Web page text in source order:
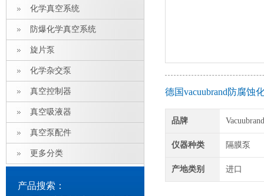
化学真空系统
防爆化学真空系统
旋片泵
化学杂交泵
真空控制器
真空吸液器
真空泵配件
更多分类
产品搜索：
德国vacuubrand防腐蚀
品牌
仪器种类 隔膜泵
产地类别 进口